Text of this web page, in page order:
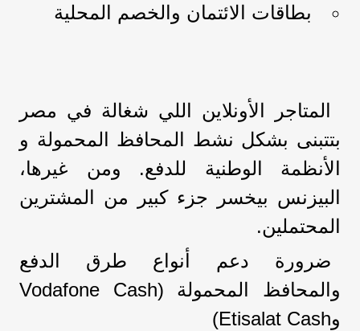
بطاقات الائتمان والخصم المحلية
المتاجر الأونلاين اللي شغالة في مصر
بتتبنى بشكل نشط المحافظ المحمولة و
الأنظمة الوطنية للدفع. ومن غيرها،
البيزنس بيخسر جزء كبير من المشترين
المحتملين.
ضرورة دعم أنواع طرق الدفع
والمحافظ المحمولة (Vodafone Cash
وEtisalat Cash)